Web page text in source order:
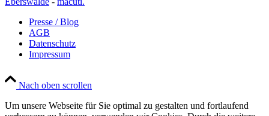
Presse / Blog
AGB
Datenschutz
Impressum
Nach oben scrollen
Um unsere Webseite für Sie optimal zu gestalten und fortlaufend